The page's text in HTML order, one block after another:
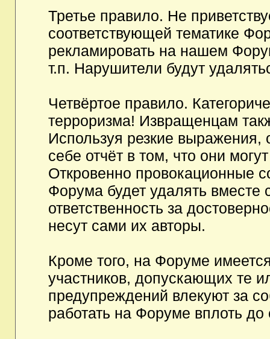
Третье правило. Не
соответствующей тематике
рекламировать на нашем
т.п. Нарушители будут
Четвёртое правило.
терроризма! Извращенцам
Используя резкие выражения,
себе отчёт в том, что они
Откровенно провокационные
Форума будет удалять вместе
ответственность за
несут сами их авторы.
Кроме того, на Форуме
участников, допускающих те
предупреждений влекуют за
работать на Форуме вплоть